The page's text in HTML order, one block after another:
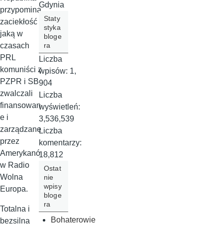
przypomina
zaciekłość z
jaką w
czasach
PRL
komuniści z
PZPR i SB
zwalczali
finansowan
e i
zarządzane
przez
Amerykanó
w Radio
Wolna
Europa.
Totalna i
bezsilna
Gdynia
Staty
styka
bloge
ra
Liczba
wpisów: 1,
904
Liczba
wyświetleń:
3,536,539
Liczba
komentarzy:
18,812
Ostat
nie
wpisy
bloge
ra
Bohaterowie